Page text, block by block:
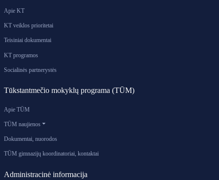
Apie KT
KT veiklos prioritetai
Teisiniai dokumentai
KT programos
Socialinės partnerystės
Tūkstantmečio mokyklų programa (TŪM)
Apie TŪM
TŪM naujienos
Dokumentai, nuorodos
TŪM gimnazijų koordinatoriai, kontaktai
Administracinė informacija